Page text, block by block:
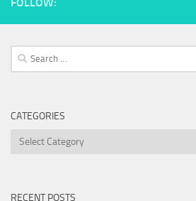
Search
for:
CATEGORIES
Categories
RECENT POSTS